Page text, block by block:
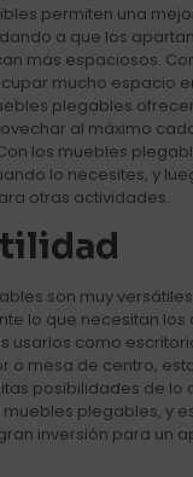
permiten una
a que los
más espaciosos.
mucho espacio
plegables
al máximo
los muebles
lo necesites, y
otras actividades.
son muy
lo que necesitan
usarlos como
o mesa de centro,
posibilidades de lo
plegables, y
inversión para un